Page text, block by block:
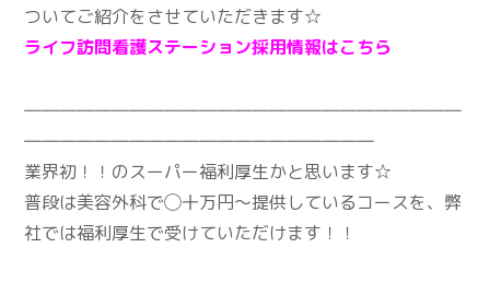
ついてご紹介をさせていただきます☆
ライフ訪問看護ステーション採用情報はこちら
―――――――――――――――――――――――――
――――――――――――――――――――
業界初！！のスーパー福利厚生かと思います☆
普段は美容外科で◯十万円〜提供しているコースを、弊
社では福利厚生で受けていただけます！！